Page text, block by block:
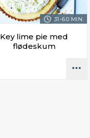
31-60 MIN.
Key lime pie med
flødeskum